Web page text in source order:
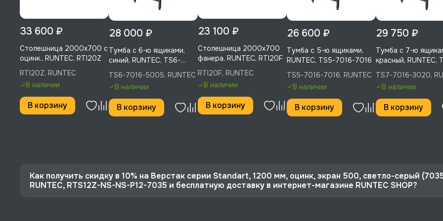
33 600 ₽
Столешница 2000х700 с
оцинк., RUNTEC, RTI20Z
RTI20Z, RUNTEC
В наличии
В корзину
28 000 ₽
Тумба с 6-ю ящиками,
синий, RUNTEC, TS6-
7016-5005
TS6-7016-5005, RUNTEC
В наличии
В корзину
23 100 ₽
Столешница 2000х700
фанера, RUNTEC, RTI20F
RTI20F, RUNTEC
В наличии
В корзину
26 600 ₽
Тумба с 5-ю ящиками,
RUNTEC, TS5-7016-7016
TS5-7016-7016, RUNTEC
В наличии
В корзину
29 750 ₽
Тумба с 7-ю
красный, RUNTEC,
7016-3020
TS7-7016-3020,
В наличии
В корзину
Как получить скидку в 10% на Верстак серии Standart, 1200 мм, оцинк, экран 500, светло-серый
RUNTEC, RTS12Z-NS-NS-P12-7035 и бесплатную доставку в интернет-магазине RUNTEC SHOP?